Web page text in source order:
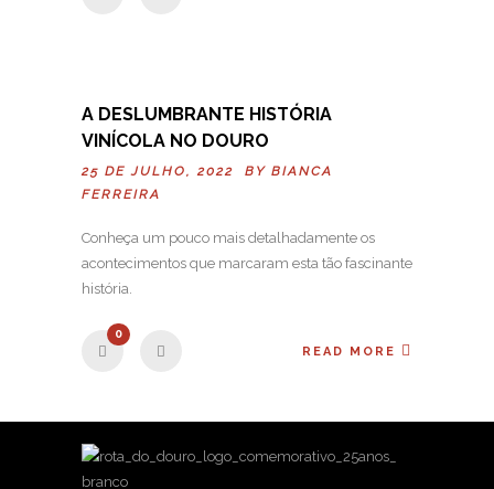
A DESLUMBRANTE HISTÓRIA
VINÍCOLA NO DOURO
25 DE JULHO, 2022 BY BIANCA
FERREIRA
Conheça um pouco mais detalhadamente os
acontecimentos que marcaram esta tão fascinante
história.
0
READ MORE